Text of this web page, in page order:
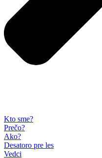
Kto sme?
Prečo?
Ako?
Desatoro pre les
Vedci